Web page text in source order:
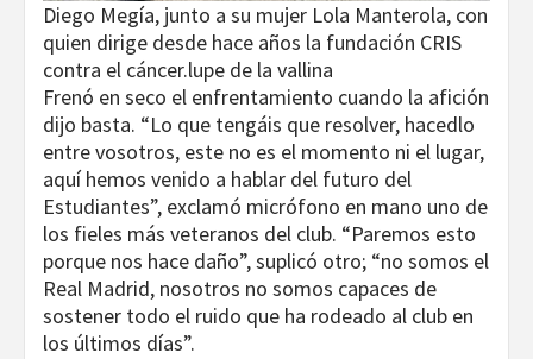
Diego Megía, junto a su mujer Lola Manterola, con
quien dirige desde hace años la fundación CRIS
contra el cáncer.lupe de la vallina
Frenó en seco el enfrentamiento cuando la afición
dijo basta. “Lo que tengáis que resolver, hacedlo
entre vosotros, este no es el momento ni el lugar,
aquí hemos venido a hablar del futuro del
Estudiantes”, exclamó micrófono en mano uno de
los fieles más veteranos del club. “Paremos esto
porque nos hace daño”, suplicó otro; “no somos el
Real Madrid, nosotros no somos capaces de
sostener todo el ruido que ha rodeado al club en
los últimos días”.